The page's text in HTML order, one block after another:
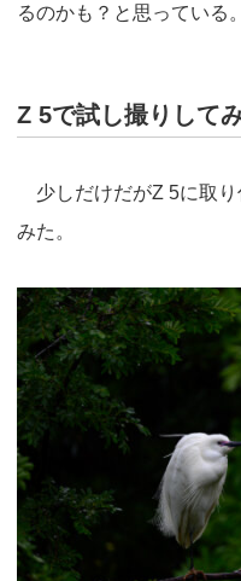
るのかも？と思っている。
Z 5で試し撮りして
少しだけだがZ 5に取り
みた。